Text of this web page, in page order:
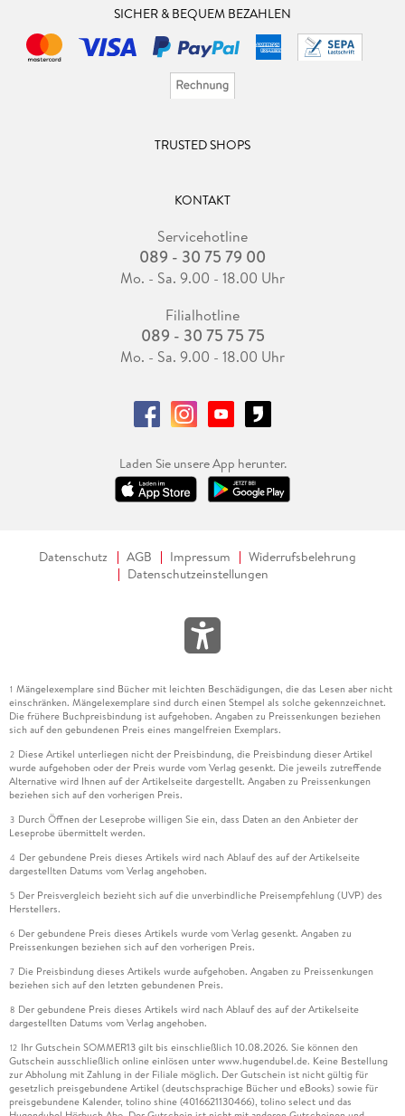
SICHER & BEQUEM BEZAHLEN
TRUSTED SHOPS
KONTAKT
Servicehotline
089 - 30 75 79 00
Mo. - Sa. 9.00 - 18.00 Uhr
Filialhotline
089 - 30 75 75 75
Mo. - Sa. 9.00 - 18.00 Uhr
Laden Sie unsere App herunter.
Datenschutz AGB Impressum
Widerrufsbelehrung
Datenschutzeinstellungen
1 Mängelexemplare sind Bücher mit leichten Beschädigungen, die das Lesen aber nicht
einschränken. Mängelexemplare sind durch einen Stempel als solche gekennzeichnet.
Die frühere Buchpreisbindung ist aufgehoben. Angaben zu Preissenkungen beziehen
sich auf den gebundenen Preis eines mangelfreien Exemplars.
2 Diese Artikel unterliegen nicht der Preisbindung, die Preisbindung dieser Artikel
wurde aufgehoben oder der Preis wurde vom Verlag gesenkt. Die jeweils zutreffende
Alternative wird Ihnen auf der Artikelseite dargestellt. Angaben zu Preissenkungen
beziehen sich auf den vorherigen Preis.
3 Durch Öffnen der Leseprobe willigen Sie ein, dass Daten an den Anbieter der
Leseprobe übermittelt werden.
4 Der gebundene Preis dieses Artikels wird nach Ablauf des auf der Artikelseite
dargestellten Datums vom Verlag angehoben.
5 Der Preisvergleich bezieht sich auf die unverbindliche Preisempfehlung (UVP) des
Herstellers.
6 Der gebundene Preis dieses Artikels wurde vom Verlag gesenkt. Angaben zu
Preissenkungen beziehen sich auf den vorherigen Preis.
7 Die Preisbindung dieses Artikels wurde aufgehoben. Angaben zu Preissenkungen
beziehen sich auf den letzten gebundenen Preis.
8 Der gebundene Preis dieses Artikels wird nach Ablauf des auf der Artikelseite
dargestellten Datums vom Verlag angehoben.
12 Ihr Gutschein SOMMER13 gilt bis einschließlich 10.08.2026. Sie können den
Gutschein ausschließlich online einlösen unter www.hugendubel.de. Keine Bestellung
zur Abholung mit Zahlung in der Filiale möglich. Der Gutschein ist nicht gültig für
gesetzlich preisgebundene Artikel (deutschsprachige Bücher und eBooks) sowie für
preisgebundene Kalender, tolino shine (4016621130466), tolino select und das